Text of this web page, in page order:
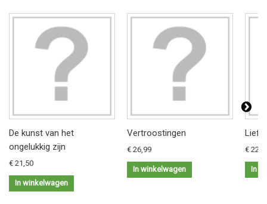
De kunst van het
ongelukkig zijn
€ 21,50
In winkelwagen
Vertroostingen
€ 26,99
In winkelwagen
€
In